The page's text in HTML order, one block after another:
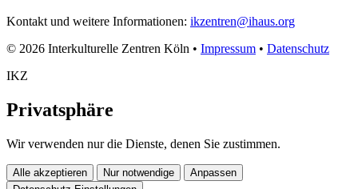
Kontakt und weitere Informationen: ikzentren@ihaus.org
© 2026 Interkulturelle Zentren Köln • Impressum • Datenschutz
IKZ
Privatsphäre
Wir verwenden nur die Dienste, denen Sie zustimmen.
Alle akzeptieren Nur notwendige
Anpassen